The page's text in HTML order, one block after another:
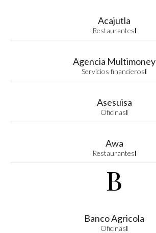
Acajutla
RestaurantesI
Agencia Multimoney
Servicios financierosI
Asesuisa
OficinasI
Awa
RestaurantesI
B
Banco Agricola
OficinasI